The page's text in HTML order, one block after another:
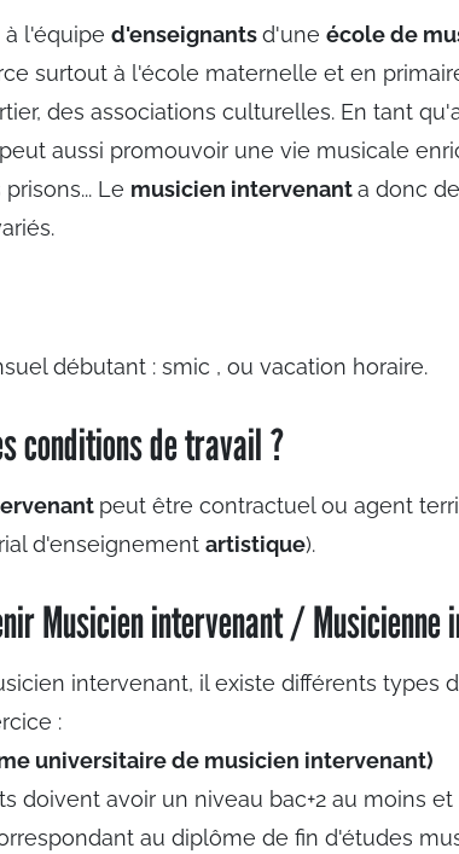
l'équipe d'enseignantsd'une école de
surtout à l'école maternelle et en
des associations culturelles. En tant
aussi promouvoir une vie musicale
Le musicien intervenanta donc
débutant : smic , ou vacation horaire.
conditions de travail ?
peut être contractuel ou agent
d'enseignement artistique).
Musicien intervenant / Musicienne
intervenant, il existe différents types
:
universitaire de musicien intervenant)
doivent avoir un niveau bac+2 au moins
au diplôme de fin d'études